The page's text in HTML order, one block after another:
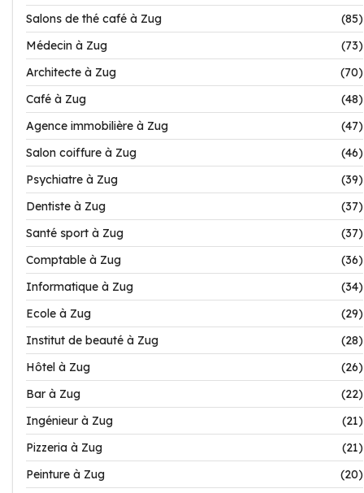
Salons de thé café à Zug
(85)
Médecin à Zug
(73)
Architecte à Zug
(70)
Café à Zug
(48)
Agence immobilière à Zug
(47)
Salon coiffure à Zug
(46)
Psychiatre à Zug
(39)
Dentiste à Zug
(37)
Santé sport à Zug
(37)
Comptable à Zug
(36)
Informatique à Zug
(34)
Ecole à Zug
(29)
Institut de beauté à Zug
(28)
Hôtel à Zug
(26)
Bar à Zug
(22)
Ingénieur à Zug
(21)
Pizzeria à Zug
(21)
Peinture à Zug
(20)